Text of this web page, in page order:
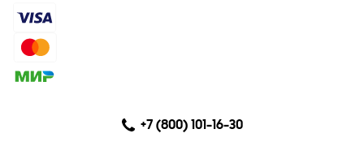
+7 (800) 101-16-30